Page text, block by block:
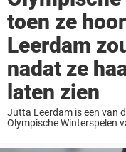
toen ze
Leerdam
nadat ze
laten zien
Jutta Leerdam is een van
Olympische Winterspelen